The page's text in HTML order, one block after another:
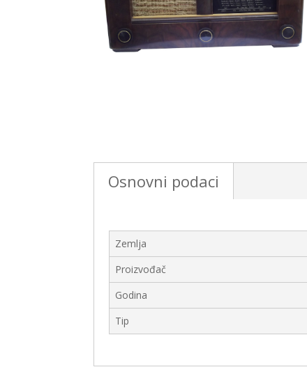
Osnovni podaci
Zemlja
Proizvođač
Godina
Tip